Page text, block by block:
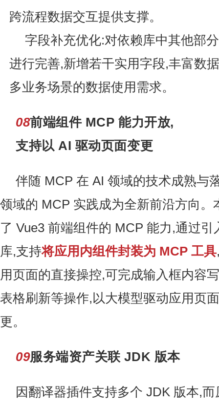
跨流程数据交互提供支撑。
字段补充优化:对依赖库中其他部
进行完善,新增若干实用字段,丰富数
多业务场景的数据使用需求。
08前端组件 MCP 能力开放,
支持以 AI 驱动页面变更
伴随 MCP 在 AI 领域的技术成熟与
领域的 MCP 实践成为全新前沿方向。
了 Vue3 前端组件的 MCP 能力,通过
库,支持将应用内组件封装为 MCP 工具
用页面的直接操控,可完成输入框内容
表格刷新等操作,以大模型驱动应用页
更。
09服务端资产关联 JDK 版本
因翻译器插件支持多个 JDK 版本,